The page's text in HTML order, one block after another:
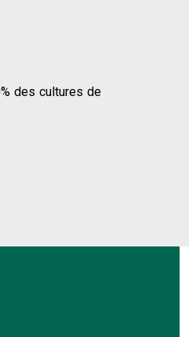
des cultures de